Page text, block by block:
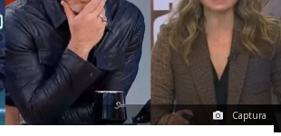
Captura